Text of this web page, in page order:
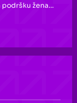
ženama
spremnosti, s